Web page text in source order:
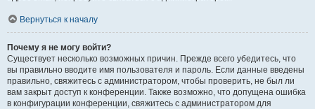
Вернуться к началу
Почему я не могу войти?
Существует несколько возможных причин. Прежде всего убедитесь, что
вы правильно вводите имя пользователя и пароль. Если данные введены
правильно, свяжитесь с администратором, чтобы проверить, не был ли
вам закрыт доступ к конференции. Также возможно, что допущена ошибка
в конфигурации конференции, свяжитесь с администратором для